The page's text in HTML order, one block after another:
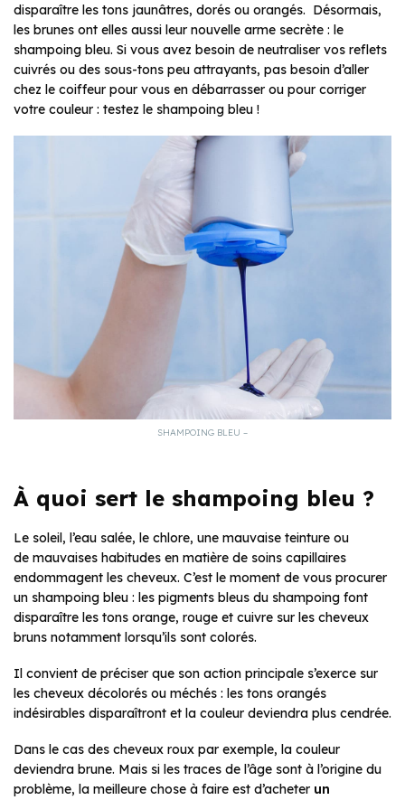
disparaître les tons jaunâtres, dorés ou orangés. Désormais,
les brunes ont elles aussi leur nouvelle arme secrète : le
shampoing bleu. Si vous avez besoin de neutraliser vos reflets
cuivrés ou des sous-tons peu attrayants, pas besoin d’aller
chez le coiffeur pour vous en débarrasser ou pour corriger
votre couleur : testez le shampoing bleu !
SHAMPOING BLEU –
À quoi sert le shampoing bleu ?
Le soleil, l’eau salée, le chlore, une mauvaise teinture ou
de mauvaises habitudes en matière de soins capillaires
endommagent les cheveux. C’est le moment de vous procurer
un shampoing bleu : les pigments bleus du shampoing font
disparaître les tons orange, rouge et cuivre sur les cheveux
bruns notamment lorsqu’ils sont colorés.
Il convient de préciser que son action principale s’exerce sur
les cheveux décolorés ou méchés : les tons orangés
indésirables disparaîtront et la couleur deviendra plus cendrée.
Dans le cas des cheveux roux par exemple, la couleur
deviendra brune. Mais si les traces de l’âge sont à l’origine du
problème, la meilleure chose à faire est d’acheter un